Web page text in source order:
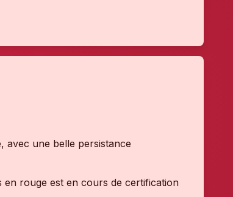
avec une belle persistance
rouge est en cours de certification